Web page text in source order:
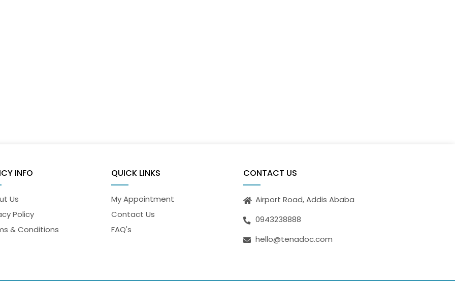
INFO
Us
Policy
& Conditions
QUICK LINKS
My Appointment
Contact Us
FAQ's
CONTACT US
Airport Road, Addis Ababa
0943238888
hello@tenadoc.com